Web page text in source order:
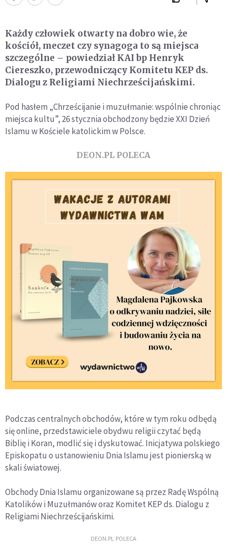
Każdy człowiek otwarty na dobro wie, że
kościół, meczet czy synagoga to są miejsca
szczególne – powiedział KAI bp Henryk
Ciereszko, przewodniczący Komitetu KEP ds.
Dialogu z Religiami Niechrześcijańskimi.
Pod hasłem „Chrześcijanie i muzułmanie: wspólnie chroniąc
miejsca kultu”, 26 stycznia obchodzony będzie XXI Dzień
Islamu w Kościele katolickim w Polsce.
DEON.PL POLECA
Podczas centralnych obchodów, które w tym roku odbędą
się online, przedstawiciele obydwu religii czytać będą
Biblię i Koran, modlić się i dyskutować. Inicjatywa polskiego
Episkopatu o ustanowieniu Dnia Islamu jest pionierską w
skali światowej.
Obchody Dnia Islamu organizowane są przez Radę Wspólną
Katolików i Muzułmanów oraz Komitet KEP ds. Dialogu z
Religiami Niechrześcijańskimi.
DEON.PL POLECA